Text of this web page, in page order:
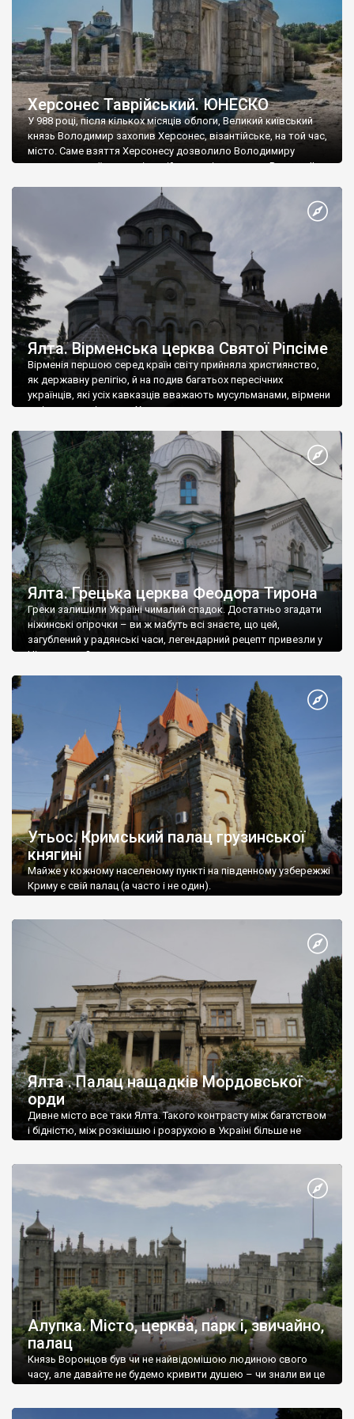
Херсонес Таврійський. ЮНЕСКО
У 988 році, після кількох місяців облоги, Великий київський
князь Володимир захопив Херсонес, візантійське, на той час,
місто. Саме взяття Херсонесу дозволило Володимиру
диктувати свої умови візантійському імператору Василю ІІ, та
Херсонесі Володимир-язичник, став Василем-християнином.
А потім було Хрещення Русі. На честь Херсонесу Таврійського
Ялта. Вірменська церква Святої Ріпсіме
Вірменія першою серед країн світу прийняла християнство,
як державну релігію, й на подив багатьох пересічних
українців, які усіх кавказців вважають мусульманами, вірмени
є відданими вірянами Христа
Ялта. Грецька церква Феодора Тирона
Греки залишили Україні чималий спадок. Достатньо згадати
ніжинські огірочки – ви ж мабуть всі знаєте, що цей,
загублений у радянські часи, легендарний рецепт привезли у
Ніжин греки?
Утьос. Кримський палац грузинської
княгині
Майже у кожному населеному пункті на південному узбережжі
Криму є свій палац (а часто і не один).
Ялта . Палац нащадків Мордовської
орди
Дивне місто все таки Ялта. Такого контрасту між багатством
і бідністю, між розкішшю і розрухою в Україні більше не
Алупка. Місто, церква, парк і, звичайно,
палац
Князь Воронцов був чи не найвідомішою людиною свого
часу, але давайте не будемо кривити душею – чи знали ви це